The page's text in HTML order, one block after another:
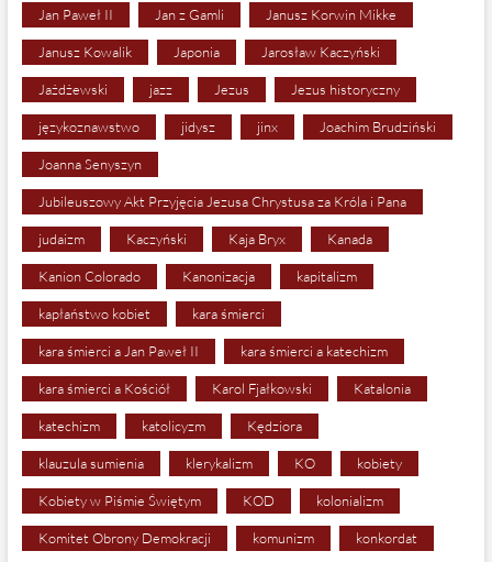
Jan Paweł II Jan z Gamli Janusz Korwin Mikke
Janusz Kowalik Japonia Jarosław Kaczyński
Jażdżewski jazz Jezus Jezus historyczny
językoznawstwo jidysz jinx Joachim Brudziński
Joanna Senyszyn
Jubileuszowy Akt Przyjęcia Jezusa Chrystusa za Króla i Pana
judaizm Kaczyński Kaja Bryx Kanada
Kanion Colorado Kanonizacja kapitalizm
kapłaństwo kobiet kara śmierci
kara śmierci a Jan Paweł II kara śmierci a katechizm
kara śmierci a Kościół Karol Fjałkowski Katalonia
katechizm katolicyzm Kędziora
klauzula sumienia klerykalizm KO kobiety
Kobiety w Piśmie Świętym KOD kolonializm
Komitet Obrony Demokracji komunizm konkordat